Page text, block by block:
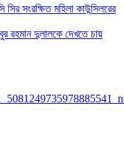
সির সংরক্ষিত মহিলা কাউন্সিলরের
রহমান দুলালকে দেখতে চায়